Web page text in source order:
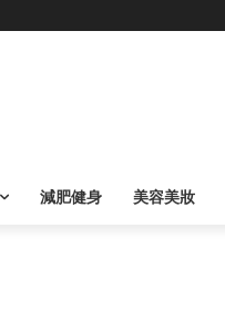
減肥健身 美容美妝